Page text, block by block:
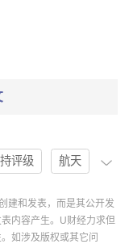
评级 航天
毛利率
民品
建和发表，而是其公开发
内容产生。U财经力求但
如涉及版权或其它问